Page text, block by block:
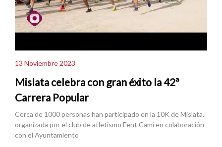
13 Noviembre 2023
Mislata celebra con gran éxito la 42ª
Carrera Popular
Cerca de 1000 personas han participado en la 10K de Mislata,
organizada por el club de atletismo Fent Camí en colaboración
con el Ayuntamiento